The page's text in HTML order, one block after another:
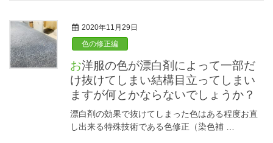
2020年11月29日
色の修正編
お洋服の色が漂白剤によって一部だ
け抜けてしまい結構目立ってしまい
ますが何とかならないでしょうか？
漂白剤の効果で抜けてしまった色はある程度お直
し出来る特殊技術である色修正（染色補 …